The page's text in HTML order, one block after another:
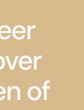
of